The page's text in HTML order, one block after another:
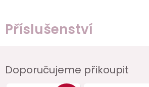
Příslušenství
Doporučujeme přikoupit